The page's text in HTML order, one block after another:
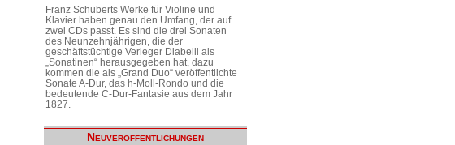
Franz Schuberts Werke für Violine und
Klavier haben genau den Umfang, der auf
zwei CDs passt. Es sind die drei Sonaten
des Neunzehnjährigen, die der
geschäftstüchtige Verleger Diabelli als
„Sonatinen“ herausgegeben hat, dazu
kommen die als „Grand Duo“ veröffentlichte
Sonate A-Dur, das h-Moll-Rondo und die
bedeutende C-Dur-Fantasie aus dem Jahr
1827.
Neuveröffentlichungen